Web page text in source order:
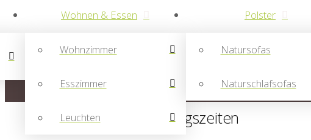
Wohnen & Essen
Wohnzimmer
Esszimmer
Leuchten
Polster
Natursofas
Naturschlafsofas
Anfahrt und Öffnungszeiten